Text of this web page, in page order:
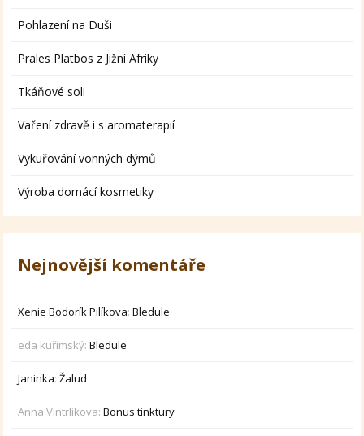
Pohlazení na Duši
Prales Platbos z Jižní Afriky
Tkáňové soli
Vaření zdravě i s aromaterapií
Vykuřování vonných dýmů
Výroba domácí kosmetiky
Nejnovější komentáře
Xenie Bodorík Pilíkova:Bledule
eda kuřímský:Bledule
Janinka:Žalud
Anna Vintrlikova:Bonus tinktury